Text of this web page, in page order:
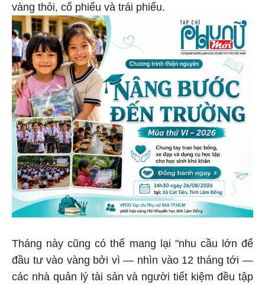
vàng thỏi, cổ phiếu và trái phiếu.
Tháng này cũng có thể mang lại "nhu cầu lớn để
đầu tư vào vàng bởi vì — nhìn vào 12 tháng tới —
các nhà quản lý tài sản và người tiết kiệm đều tập